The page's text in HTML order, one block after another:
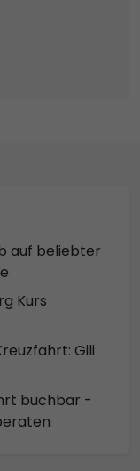
auf beliebter
Kurs
Gili
buchbar -